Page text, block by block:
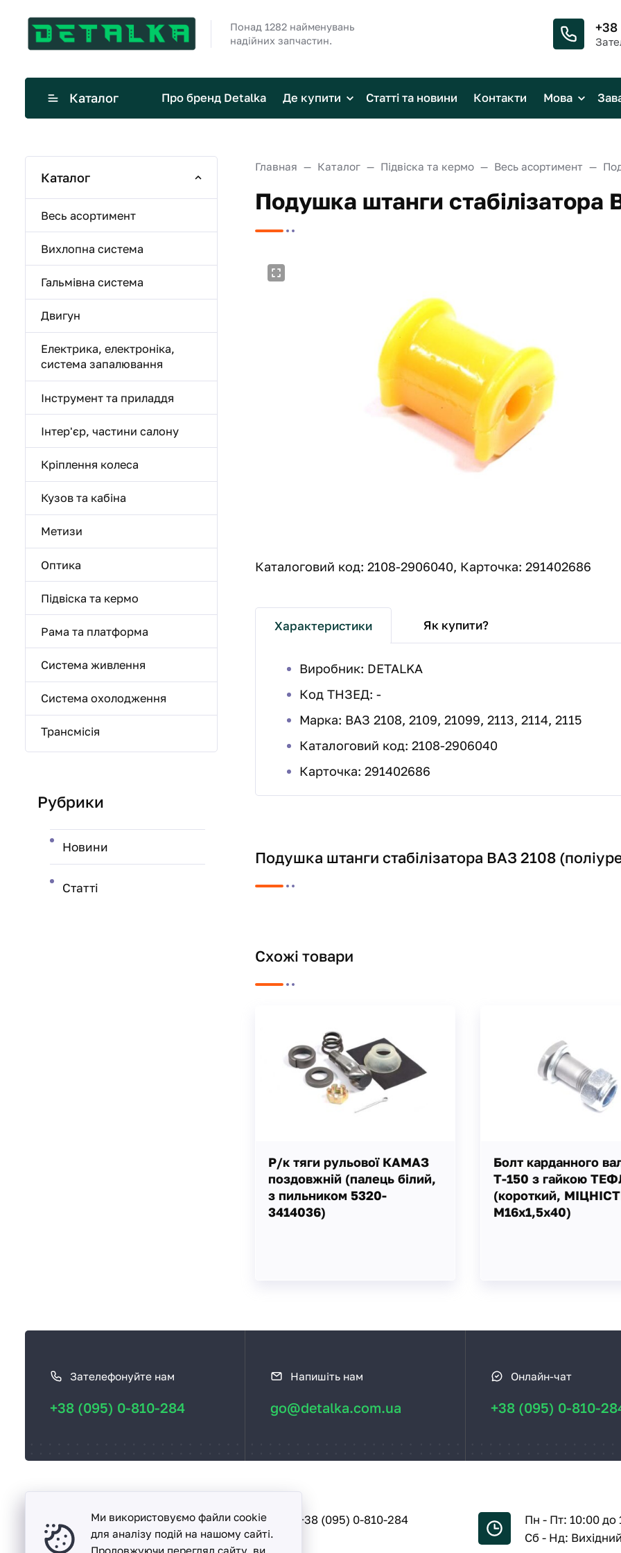
Понад 1282 найменувань
надійних запчастин.
Каталог Про бренд Detalka Де купити Статті та новини Контакти Мова
Главная Каталог Підвіска та кермо Весь асортимент
Подушка штанги стабілізатора
Каталоговий код: 2108-2906040, Карточка: 291402686
Характеристики Як купити?
Виробник: DETALKA
Код ТНЗЕД: -
Марка: ВАЗ 2108, 2109, 21099, 2113, 2114, 2115
Каталоговий код: 2108-2906040
Карточка: 291402686
Подушка штанги стабілізатора ВАЗ 2108
Схожі товари
Р/к тяги рульової КАМАЗ
поздовжній (палець білий,
з пильником 5320-
3414036)
Болт карданного
Т-150 з гайкою
(короткий,
М16х1,5х40)
Каталог
Весь асортимент
Вихлопна система
Гальмівна система
Двигун
Електрика, електроніка,
система запалювання
Інструмент та приладдя
Інтер'єр, частини салону
Кріплення колеса
Кузов та кабіна
Метизи
Оптика
Підвіска та кермо
Рама та платформа
Система живлення
Система охолодження
Трансмісія
Рубрики
Новини
Статті
з
Зателефонуйте нам
+38 (095) 0-810-284
Напишіть нам
go@detalka.com.ua
Онлайн-чат
+38 (095) 0-810-
Песочин
вул. Надії, буд. 15-А
+38 (095) 0-810-284
Пн - Пт: 10:00 до
Сб - Нд: Вихідний
Ми використовуємо файли cookie
для аналізу подій на нашому сайті.
Продовжуючи перегляд сайту, ви